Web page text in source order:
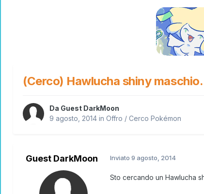
(Cerco) Hawlucha shiny maschio.
Da Guest DarkMoon
9 agosto, 2014 in Offro / Cerco Pokémon
Guest DarkMoon Inviato 9 agosto, 2014
Sto cercando un Hawlucha